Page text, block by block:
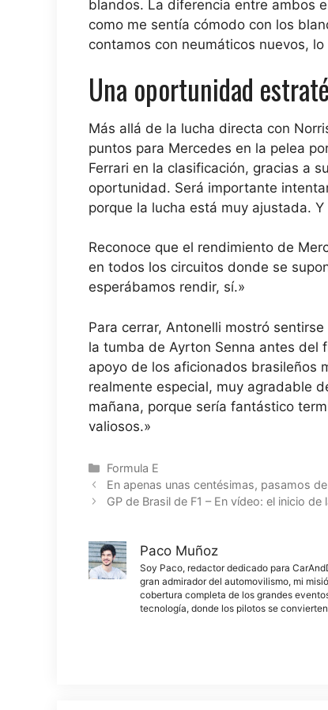
blandos. La diferencia entre ambos
como me sentía cómodo con los
contamos con neumáticos nuevos,
Una oportunidad
Más allá de la lucha directa con
puntos para Mercedes en la pelea
Ferrari en la clasificación, gracias a
oportunidad. Será importante
porque la lucha está muy ajustada.
Reconoce que el rendimiento de
en todos los circuitos donde se
esperábamos rendir, sí.»
Para cerrar, Antonelli mostró
la tumba de Ayrton Senna antes del
apoyo de los aficionados brasileños
realmente especial, muy agradable
mañana, porque sería fantástico
valiosos.»
Categorías
Formula E
En apenas unas centésimas, pasamos
GP de Brasil de F1 – En vídeo: el inicio
Paco Muñoz
Soy Paco, redactor dedicado para
gran admirador del automovilismo, mi
cobertura completa de los grandes
tecnología, donde los pilotos se